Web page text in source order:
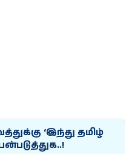
‘இந்து தமிழ்